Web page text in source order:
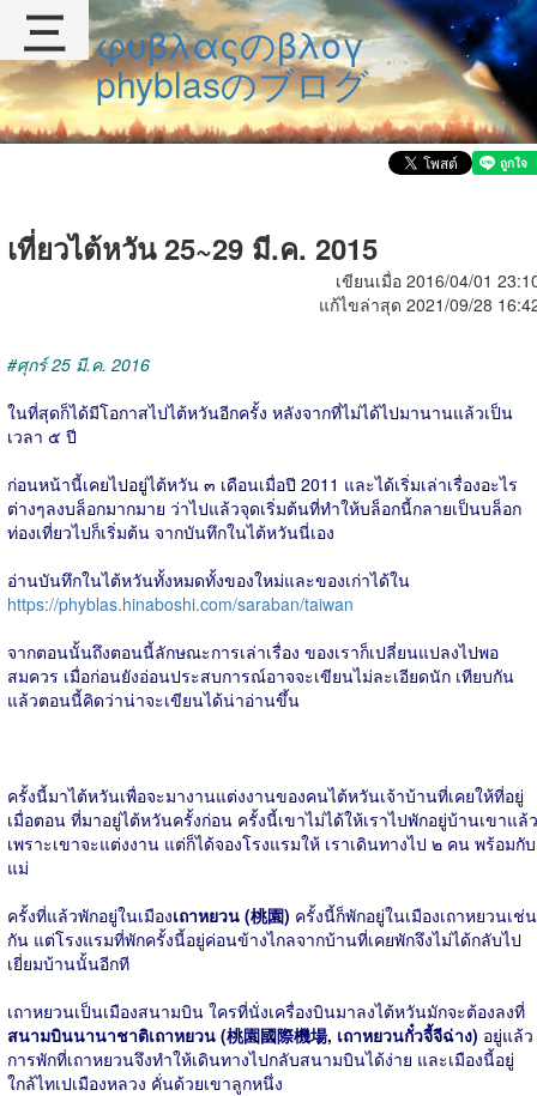
φυβλαςのβλογ
phyblasのブログ
เที่ยวไต้หวัน 25~29 มี.ค. 2015
เขียนเมื่อ 2016/04/01
แก้ไขล่าสุด 2021/09/28
#ศุกร์ 25 มี.ค. 2016
ในที่สุดก็ได้มีโอกาสไปไต้หวันอีกครั้ง หลังจากที่ไม่ได้ไปมานานแล้วเป็น
เวลา ๕ ปี
ก่อนหน้านี้เคยไปอยู่ไต้หวัน ๓ เดือนเมื่อปี 2011 และได้เริ่มเล่าเรื่องอะไร
ต่างๆลงบล็อกมากมาย ว่าไปแล้วจุดเริ่มต้นที่ทำให้บล็อกนี้กลายเป็นบล็อก
ท่องเที่ยวไปก็เริ่มต้น จากบันทึกในไต้หวันนี่เอง
อ่านบันทึกในไต้หวันทั้งหมดทั้งของใหม่และของเก่าได้ใน
https://phyblas.hinaboshi.com/saraban/taiwan
จากตอนนั้นถึงตอนนี้ลักษณะการเล่าเรื่อง ของเราก็เปลี่ยนแปลงไปพอ
สมควร เมื่อก่อนยังอ่อนประสบการณ์อาจจะเขียนไม่ละเอียดนัก เทียบกัน
แล้วตอนนี้คิดว่าน่าจะเขียนได้น่าอ่านขึ้น
ครั้งนี้มาไต้หวันเพื่อจะมางานแต่งงานของคนไต้หวันเจ้าบ้านที่เคยให้ที่อยู่
เมื่อตอน ที่มาอยู่ไต้หวันครั้งก่อน ครั้งนี้เขาไม่ได้ให้เราไปพักอยู่บ้านเขาแล้ว
เพราะเขาจะแต่งงาน แต่ก็ได้จองโรงแรมให้ เราเดินทางไป ๒ คน พร้อมกับ
แม่
ครั้งที่แล้วพักอยู่ในเมืองเถาหยวน (桃園) ครั้งนี้ก็พักอยู่ในเมืองเถาหยวนเช่น
กัน แต่โรงแรมที่พักครั้งนี้อยู่ค่อนข้างไกลจากบ้านที่เคยพักจึงไม่ได้กลับไป
เยี่ยมบ้านนั้นอีกที
เถาหยวนเป็นเมืองสนามบิน ใครที่นั่งเครื่องบินมาลงไต้หวันมักจะต้องลงที่
สนามบินนานาชาติเถาหยวน (桃園國際機場, เถาหยวนกั๋วจี้จีฉ่าง) อยู่แล้ว
การพักที่เถาหยวนจึงทำให้เดินทางไปกลับสนามบินได้ง่าย และเมืองนี้อยู่
ใกล้ไทเปเมืองหลวง คั่นด้วยเขาลูกหนึ่ง
三